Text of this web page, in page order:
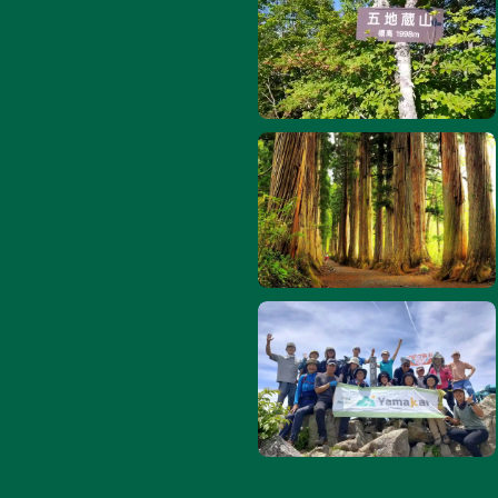
1:五
1/9